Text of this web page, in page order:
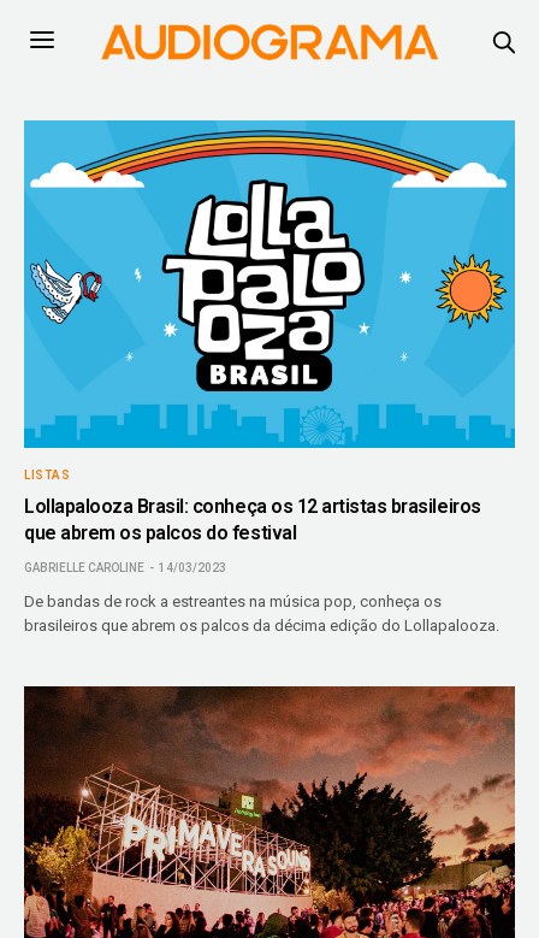
LISTAS
Lollapalooza Brasil: conheça os 12 artistas brasileiros
que abrem os palcos do festival
GABRIELLE CAROLINE 14/03/2023
De bandas de rock a estreantes na música pop, conheça os
brasileiros que abrem os palcos da décima edição do Lollapalooza.